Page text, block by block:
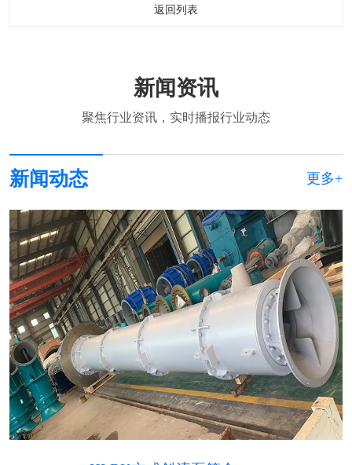
返回列表
新闻资讯
聚焦行业资讯，实时播报行业动态
新闻动态 更多+